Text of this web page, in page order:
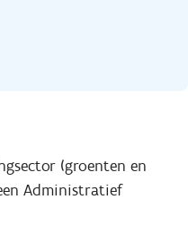
(groenten en
Administratief